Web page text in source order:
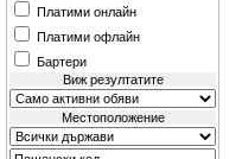
Платими онлайн
Платими офлайн
Бартери
Виж резултатите
Местоположение